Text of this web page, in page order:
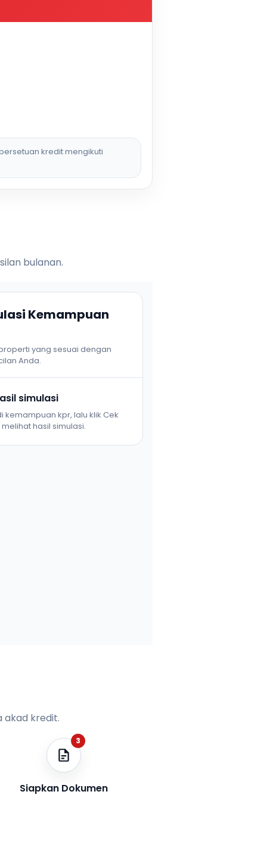
kredit mengikuti
bulanan.
Kemampuan
yang sesuai dengan
Anda.
simulasi
kemampuan kpr, lalu klik Cek
hasil simulasi.
akad kredit.
3
Siapkan Dokumen